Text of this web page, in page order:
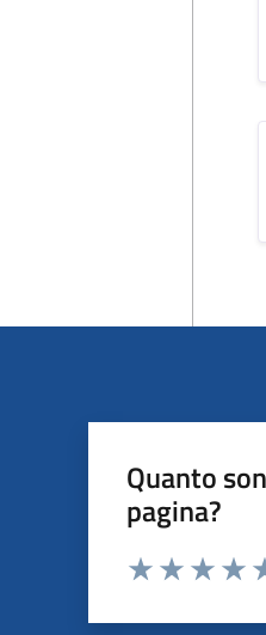
Quanto
pagina?
Valuta da 1 a 5